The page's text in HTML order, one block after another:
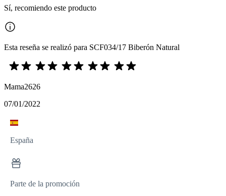
Sí, recomiendo este producto
Esta reseña se realizó para SCF034/17 Biberón Natural
Mama2626
07/01/2022
España
Parte de la promoción